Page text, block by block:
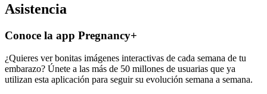
Asistencia
Conoce la app Pregnancy+
¿Quieres ver bonitas imágenes interactivas de cada semana de tu
embarazo? Únete a las más de 50 millones de usuarias que ya
utilizan esta aplicación para seguir su evolución semana a semana.